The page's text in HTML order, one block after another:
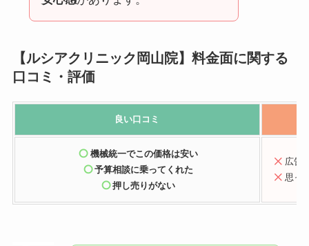
【ルシアクリニック岡山院】料金面に関する
口コミ・評価
良い口コミ
機械統一でこの価格は安い
予算相談に乗ってくれた
押し売りがない
広告
思っ